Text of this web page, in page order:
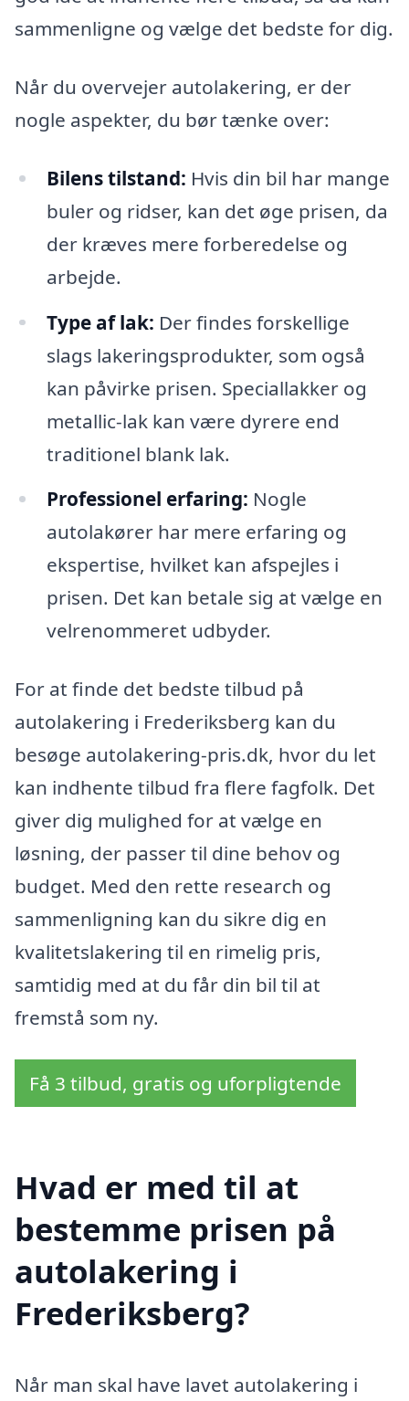
sammenligne og vælge det bedste for dig.
Når du overvejer autolakering, er der
nogle aspekter, du bør tænke over:
Bilens tilstand: Hvis din bil har mange
buler og ridser, kan det øge prisen, da
der kræves mere forberedelse og
arbejde.
Type af lak: Der findes forskellige
slags lakeringsprodukter, som også
kan påvirke prisen. Speciallakker og
metallic-lak kan være dyrere end
traditionel blank lak.
Professionel erfaring: Nogle
autolakører har mere erfaring og
ekspertise, hvilket kan afspejles i
prisen. Det kan betale sig at vælge en
velrenommeret udbyder.
For at finde det bedste tilbud på
autolakering i Frederiksberg kan du
besøge autolakering-pris.dk, hvor du let
kan indhente tilbud fra flere fagfolk. Det
giver dig mulighed for at vælge en
løsning, der passer til dine behov og
budget. Med den rette research og
sammenligning kan du sikre dig en
kvalitetslakering til en rimelig pris,
samtidig med at du får din bil til at
fremstå som ny.
Få 3 tilbud, gratis og uforpligtende
Hvad er med til at
bestemme prisen på
autolakering i
Frederiksberg?
Når man skal have lavet autolakering i